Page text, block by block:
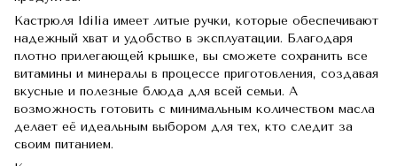
Кастрюля Idilia имеет литые ручки, которые обеспечивают
надежный хват и удобство в эксплуатации. Благодаря
плотно прилегающей крышке, вы сможете сохранить все
витамины и минералы в процессе приготовления, создавая
вкусные и полезные блюда для всей семьи. А
возможность готовить с минимальным количеством масла
делает её идеальным выбором для тех, кто следит за
своим питанием.